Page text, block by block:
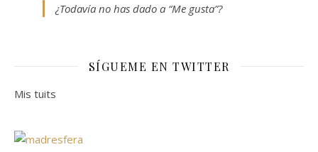
¿Todavía no has dado a “Me gusta”?
SÍGUEME EN TWITTER
Mis tuits